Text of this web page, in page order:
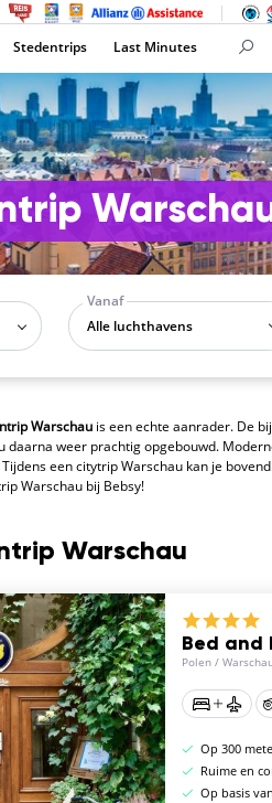
Stedentrips Last Minutes
Vanaf
Warschau is een echte aanrader. De
daarna weer prachtig opgebouwd.
een citytrip Warschau kan je
Warschau bij Bebsy!
Warschau
Bed and
Polen /
Op 300 meter van
Ruime en
Op basis